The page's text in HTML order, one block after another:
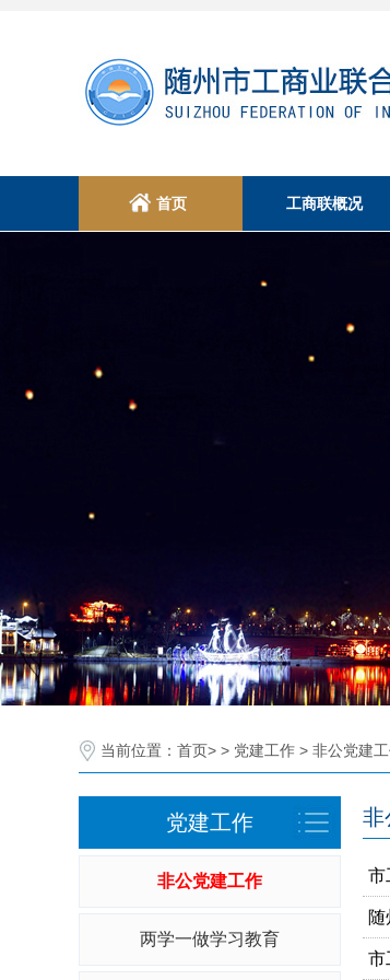
首页 工商联概况
当前位置： 首页> > 党建工作 > 非公党建
党建工作
非公党建工作
两学一做学习教育
非
市
市